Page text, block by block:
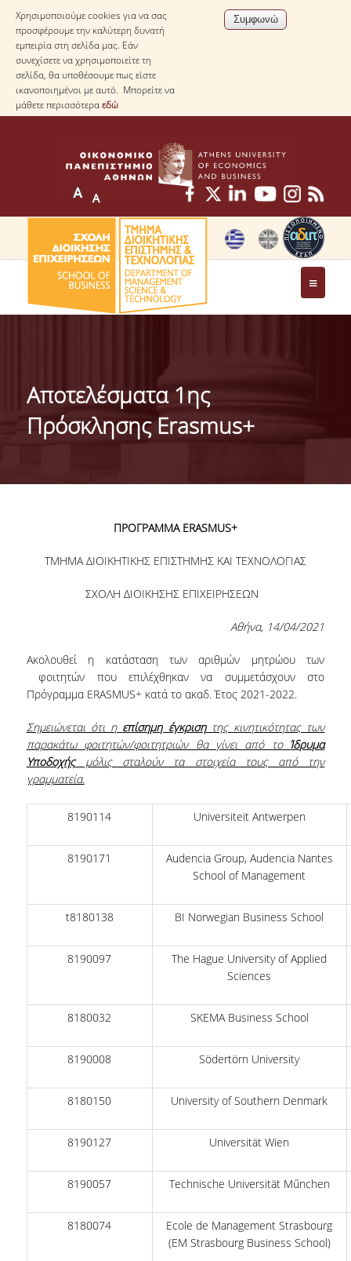
Χρησιμοποιούμε cookies για να σας
προσφέρουμε την καλύτερη δυνατή
εμπειρία στη σελίδα μας. Εάν
συνεχίσετε να χρησιμοποιείτε τη
σελίδα, θα υποθέσουμε πως είστε
ικανοποιημένοι με αυτό. Μπορείτε να
μάθετε περισσότεραεδώ
ΤΟ ΤΜΗΜΑ
ΤΑΥΤΟΤΗΤΑ ΤΟΥ ΤΜΗΜΑΤΟΣ
ΑΠΟΣΤΟΛΗ ΤΟΥ ΤΜΗΜΑΤΟΣ
ΔΙΟΙΚΗΣΗ ΤΟΥ ΤΜΗΜΑΤΟΣ
ΚΡΙΤΗΡΙΑ ΚΑΙ ΔΙΑΔΙΚΑΣΙΑ ΕΠΙΛΟΓΗΣ
ΕΡΓΑΣΤΗΡΙΑΚΗ ΥΠΟΔΟΜΗ
NEWSLETTERS
TESTIMONIALS
ΔΙΔΑΣΚΑΛΙΑ
ΑΝΘΡΩΠΙΝΟ ΔΥΝΑΜΙΚΟ
ΠΡΟΣΩΠΙΚΟ ΤΟΥ ΤΜΗΜΑΤΟΣ
ΜΕΛΗ ΔΕΠ
ΕΠΙΤΙΜΟΙ ΔΙΔΑΚΤΟΡΕΣ
ΜΕΛΗ Ε.ΔΙ.Π.
ΜΕΤΑΔΙΔΑΚΤΟΡΙΚΟΙ ΕΡΕΥΝΗΤΕΣ
ΜΗΤΡΩΟ ΜΕΛΩΝ ΤΜΗΜΑΤΟΣ
ΠΡΟΠΤΥΧΙΑΚΕΣ ΣΠΟΥΔΕΣ
ΟΔΗΓΟΣ ΚΑΙ ΚΑΤΕΥΘΥΝΣΕΙΣ ΣΠΟΥΔΩΝ
Αποτελέσματα 1ης
Πρόσκλησης Erasmus+
ΠΡΟΓΡΑΜΜΑ ERASMUS+
ΤΜΗΜΑ ΔΙΟΙΚΗΤΙΚΗΣ ΕΠΙΣΤΗΜΗΣ ΚΑΙ ΤΕΧΝΟΛΟΓΙΑΣ
ΣΧΟΛΗ ΔΙΟΙΚΗΣΗΣ ΕΠΙΧΕΙΡΗΣΕΩΝ
Αθήνα, 14/04/2021
Ακολουθεί η κατάσταση των αριθμών μητρώου των
φοιτητών που επιλέχθηκαν να συμμετάσχουν στο
Πρόγραμμα ERASMUS+ κατά το ακαδ. Έτος 2021-2022.
Σημειώνεται ότι η επίσημη έγκρισητης κινητικότητας των
παρακάτω φοιτητών/φοιτητριών θα γίνει από το Ίδρυμα
Υποδοχήςμόλις σταλούν τα στοιχεία τους από την
γραμματεία.
8190114 Universiteit Antwerpen
8190171
Audencia Group, Audencia Nantes
School of Management
t8180138 BI Norwegian Business School
8190097
The Hague University of Applied
Sciences
8180032 SKEMA Business School
8190008 Södertörn University
8180150 University of Southern Denmark
8190127 Universität Wien
8190057 Technische Universität Műnchen
8180074
Ecole de Management Strasbourg
(EM Strasbourg Business School)